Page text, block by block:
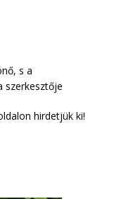
s a
szerkesztője
hirdetjük ki!